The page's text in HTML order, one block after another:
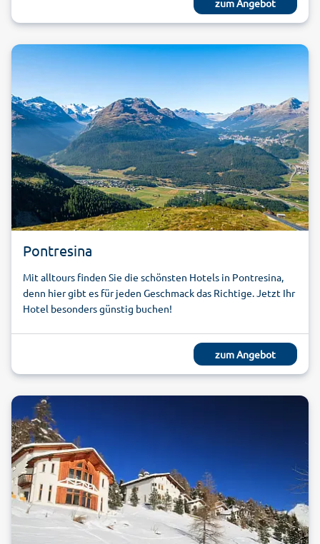
zum Angebot
Pontresina
Mit alltours finden Sie die schönsten Hotels in Pontresina,
denn hier gibt es für jeden Geschmack das Richtige. Jetzt Ihr
Hotel besonders günstig buchen!
zum Angebot